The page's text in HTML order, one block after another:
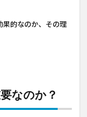
的なのか、その理
なのか？